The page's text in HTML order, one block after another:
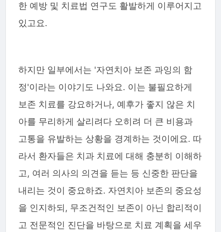
한 예방 및 치료법 연구도 활발하게 이루어지고
있고요.
하지만 일부에서는 '자연치아 보존 과잉의 함
정'이라는 이야기도 나와요. 이는 불필요하게
보존 치료를 강요하거나, 예후가 좋지 않은 치
아를 무리하게 살리려다 오히려 더 큰 비용과
고통을 유발하는 상황을 경계하는 것이에요. 따
라서 환자들은 치과 치료에 대해 충분히 이해하
고, 여러 의사의 의견을 듣는 등 신중한 판단을
내리는 것이 중요하죠. 자연치아 보존의 중요성
을 인지하되, 무조건적인 보존이 아닌 합리적이
고 전문적인 진단을 바탕으로 치료 계획을 세우